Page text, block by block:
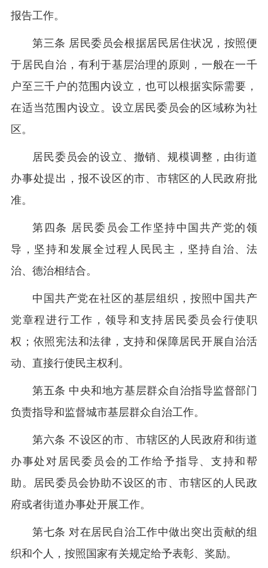
报告工作。
第三条 居民委员会根据居民居住状况，按照便
于居民自治，有利于基层治理的原则，一般在一千
户至三千户的范围内设立，也可以根据实际需要，
在适当范围内设立。设立居民委员会的区域称为社
区。
居民委员会的设立、撤销、规模调整，由街道
办事处提出，报不设区的市、市辖区的人民政府批
准。
第四条 居民委员会工作坚持中国共产党的领
导，坚持和发展全过程人民民主，坚持自治、法
治、德治相结合。
中国共产党在社区的基层组织，按照中国共产
党章程进行工作，领导和支持居民委员会行使职
权；依照宪法和法律，支持和保障居民开展自治活
动、直接行使民主权利。
第五条 中央和地方基层群众自治指导监督部门
负责指导和监督城市基层群众自治工作。
第六条 不设区的市、市辖区的人民政府和街道
办事处对居民委员会的工作给予指导、支持和帮
助。居民委员会协助不设区的市、市辖区的人民政
府或者街道办事处开展工作。
第七条 对在居民自治工作中做出突出贡献的组
织和个人，按照国家有关规定给予表彰、奖励。